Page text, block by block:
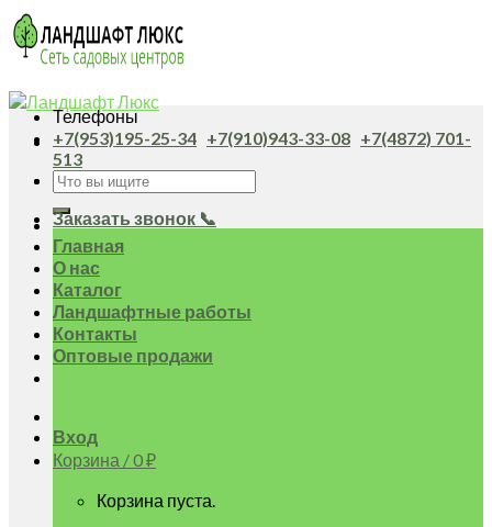
Skip
to
content
Искать:
Главная
О нас
Каталог
Ландшафтные работы
Контакты
Оптовые продажи
Вход
Корзина /0₽
Корзина пуста.
Телефоны
+7(953)195-25-34 +7(910)943-33-08 +7(4872) 701-
513
Заказать звонок 📞